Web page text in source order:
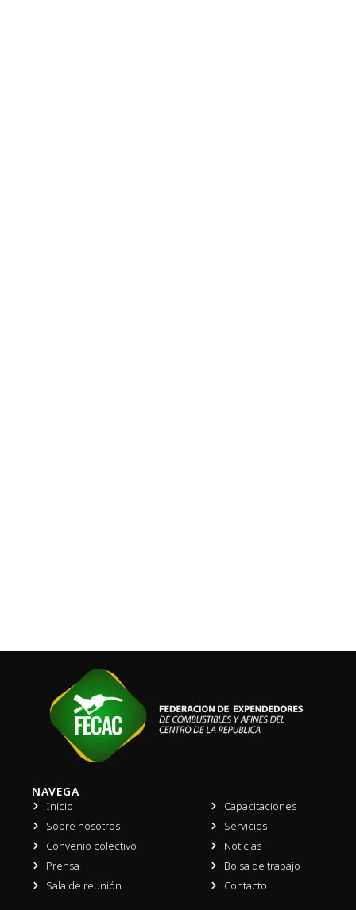
NAVEGA
Inicio
Sobre nosotros
Convenio colectivo
Prensa
Sala de reunión
Capacitaciones
Servicios
Noticias
Bolsa de trabajo
Contacto